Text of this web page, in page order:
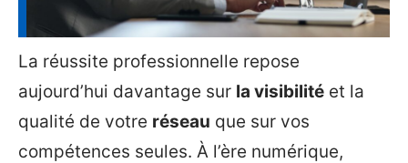
La réussite professionnelle repose
aujourd’hui davantage sur la visibilité et la
qualité de votre réseau que sur vos
compétences seules. À l’ère numérique,